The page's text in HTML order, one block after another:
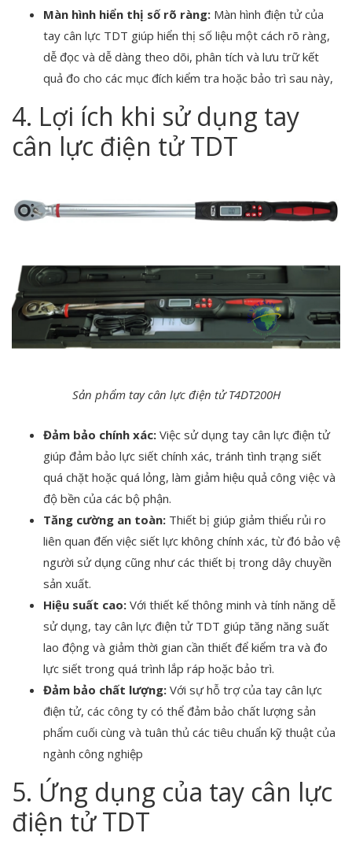
Màn hình hiển thị số rõ ràng: Màn hình điện tử của
tay cân lực TDT giúp hiển thị số liệu một cách rõ ràng,
dễ đọc và dễ dàng theo dõi, phân tích và lưu trữ kết
quả đo cho các mục đích kiểm tra hoặc bảo trì sau này,
4. Lợi ích khi sử dụng tay
cân lực điện tử TDT
Sản phẩm tay cân lực điện tử T4DT200H
Đảm bảo chính xác: Việc sử dụng tay cân lực điện tử
giúp đảm bảo lực siết chính xác, tránh tình trạng siết
quá chặt hoặc quá lỏng, làm giảm hiệu quả công việc và
độ bền của các bộ phận.
Tăng cường an toàn: Thiết bị giúp giảm thiểu rủi ro
liên quan đến việc siết lực không chính xác, từ đó bảo vệ
người sử dụng cũng như các thiết bị trong dây chuyền
sản xuất.
Hiệu suất cao: Với thiết kế thông minh và tính năng dễ
sử dụng, tay cân lực điện tử TDT giúp tăng năng suất
lao động và giảm thời gian cần thiết để kiểm tra và đo
lực siết trong quá trình lắp ráp hoặc bảo trì.
Đảm bảo chất lượng: Với sự hỗ trợ của tay cân lực
điện tử, các công ty có thể đảm bảo chất lượng sản
phẩm cuối cùng và tuân thủ các tiêu chuẩn kỹ thuật của
ngành công nghiệp
5. Ứng dụng của tay cân lực
điện tử TDT